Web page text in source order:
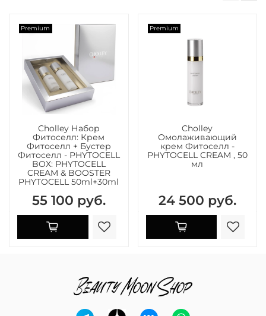
Premium
Cholley Набор
Фитоселл: Крем
Фитоселл + Бустер
Фитоселл - PHYTOCELL
BOX: PHYTOCELL
CREAM & BOOSTER
PHYTOCELL 50ml+30ml
55 100 руб.
Premium
Cholley
Омолаживающий
крем Фитоселл -
PHYTOCELL CREAM , 50
мл
24 500 руб.